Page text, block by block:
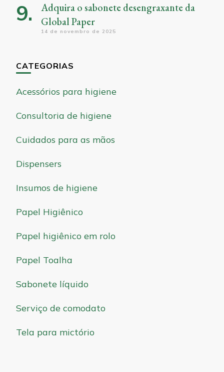
Adquira o sabonete desengraxante da
Global Paper
14 de novembro de 2025
CATEGORIAS
Acessórios para higiene
Consultoria de higiene
Cuidados para as mãos
Dispensers
Insumos de higiene
Papel Higiênico
Papel higiênico em rolo
Papel Toalha
Sabonete líquido
Serviço de comodato
Tela para mictório